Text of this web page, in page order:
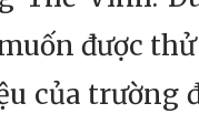
được thử
của trường